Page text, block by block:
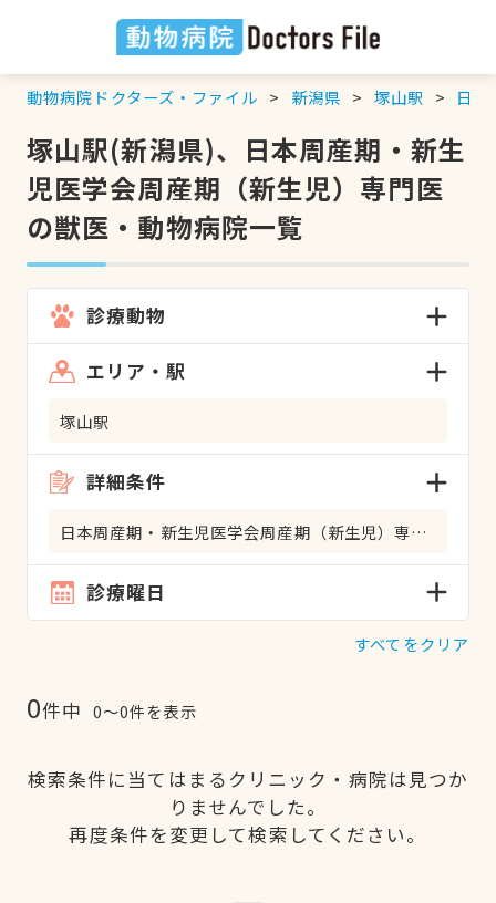
動物病院ドクターズ・ファイル 新潟県 塚山駅 日
塚山駅(新潟県)、日本周産期・新生
児医学会周産期（新生児）専門医
の獣医・動物病院一覧
診療動物
エリア・駅
塚山駅
詳細条件
日本周産期・新生児医学会周産期（新生児）専門医
診療曜日
すべてをクリア
0件中 0〜0件を表示
検索条件に当てはまるクリニック・病院は見つか
りませんでした。
再度条件を変更して検索してください。